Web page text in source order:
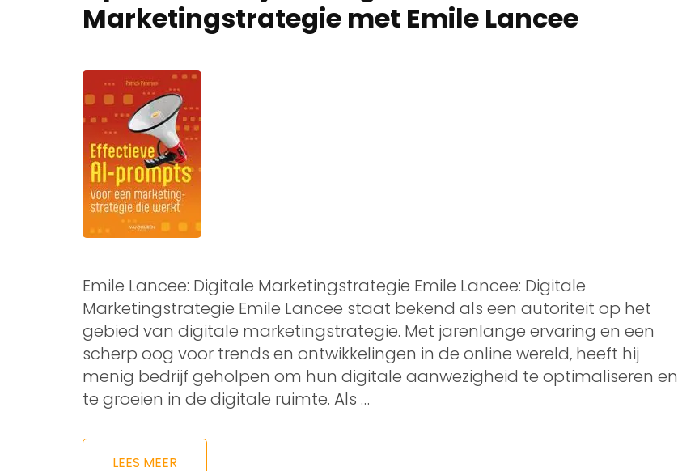
Marketingstrategie met Emile Lancee
Emile Lancee: Digitale Marketingstrategie Emile Lancee: Digitale
Marketingstrategie Emile Lancee staat bekend als een autoriteit op het
gebied van digitale marketingstrategie. Met jarenlange ervaring en een
scherp oog voor trends en ontwikkelingen in de online wereld, heeft hij
menig bedrijf geholpen om hun digitale aanwezigheid te optimaliseren en
te groeien in de digitale ruimte. Als …
LEES MEER